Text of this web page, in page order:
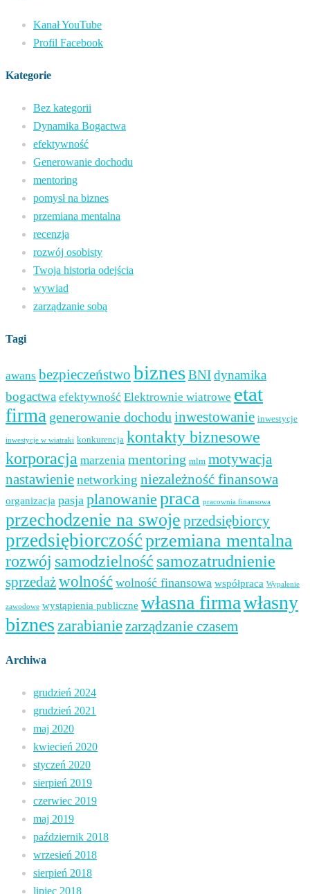
Kanał YouTube
Profil Facebook
Kategorie
Bez kategorii
Dynamika Bogactwa
efektywność
Generowanie dochodu
mentoring
pomysł na biznes
przemiana mentalna
recenzja
rozwój osobisty
Twoja historia odejścia
wywiad
zarządzanie sobą
Tagi
awans bezpieczeństwo biznesBNIdynamika
bogactwa efektywność Elektrownie wiatrowe etat
firma generowanie dochodu inwestowanie inwestycje
inwestycje w wiatraki konkurencja kontakty biznesowe
korporacja marzenia mentoring mlm motywacja
nastawienienetworking niezależność finansowa
organizacja pasja planowanie praca pracownia finansowa
przechodzenie na swoje przedsiębiorcy
przedsiębiorczośćprzemiana mentalna
rozwój samodzielność samozatrudnienie
sprzedażwolność wolność finansowa współpraca Wypalenie
zawodowe wystąpienia publiczne własna firmawłasny
biznes zarabianie zarządzanie czasem
Archiwa
grudzień 2024
grudzień 2021
maj 2020
kwiecień 2020
styczeń 2020
sierpień 2019
czerwiec 2019
maj 2019
październik 2018
wrzesień 2018
sierpień 2018
lipiec 2018